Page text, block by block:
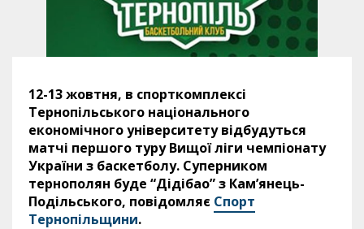
12-13 жовтня, в спорткомплексі
Тернопільського національного
економічного університету відбудуться
матчі першого туру Вищої ліги чемпіонату
України з баскетболу. Суперником
тернополян буде “Дідібао” з Кам’янець-
Подільського, повідомляє Спорт
Тернопільщини.